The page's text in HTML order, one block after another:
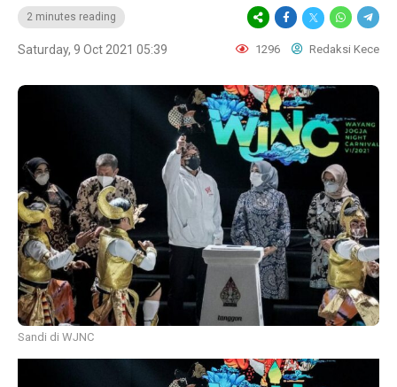
2 minutes reading
Saturday, 9 Oct 2021 05:39 1296 Redaksi Kece
Sandi di WJNC